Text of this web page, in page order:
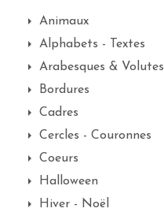
Animaux
Alphabets - Textes
Arabesques & Volutes
Bordures
Cadres
Cercles - Couronnes
Coeurs
Halloween
Hiver - Noël